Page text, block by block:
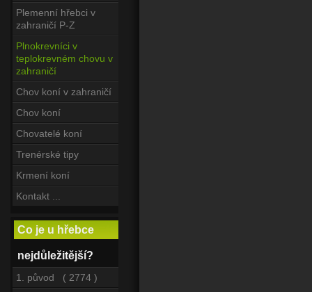
Plemenní hřebci v
zahraničí P-Z
Plnokrevníci v
teplokrevném chovu v
zahraničí
Chov koní v zahraničí
Chov koní
Chovatelé koní
Trenérské tipy
Krmení koní
Kontakt ...
Co je u hřebce
nejdůležitější?
1. původ ( 2774 )